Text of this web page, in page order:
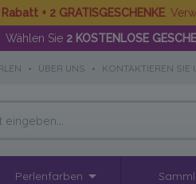
+ 2 GRATISGESCHENKE .
Wählen Sie 2 KOSTENLOSE
• ÜBER UNS • KONTAKTIEREN SIE
Perlenfarben